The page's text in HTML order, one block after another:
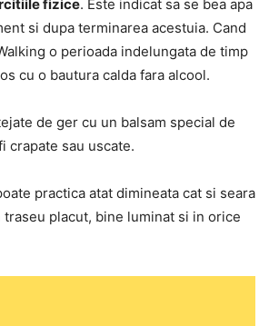
fizice. Este indicat sa se bea apa
si dupa terminarea acestuia. Cand
o perioada indelungata de timp
cu o bautura calda fara alcool.
de ger cu un balsam special de
crapate sau uscate.
practica atat dimineata cat si seara
placut, bine luminat si in orice